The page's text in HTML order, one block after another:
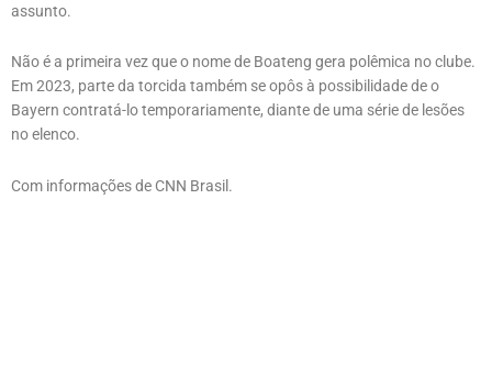
assunto.
Não é a primeira vez que o nome de Boateng gera polêmica no clube.
Em 2023, parte da torcida também se opôs à possibilidade de o
Bayern contratá-lo temporariamente, diante de uma série de lesões
no elenco.
Com informações de CNN Brasil.